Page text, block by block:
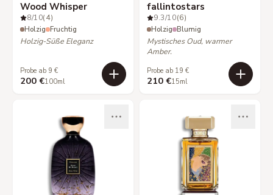
Wood Whisper
8/10(4)
Holzig Fruchtig
Holzig-Süße Eleganz
Probe ab 9 €
200 €100ml
fallintostars
9.3/10(6)
Holzig Blumig
Mystisches Oud, warmer
Amber.
Probe ab 19 €
210 €15ml